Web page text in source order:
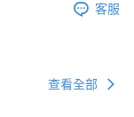
客服
查看全部